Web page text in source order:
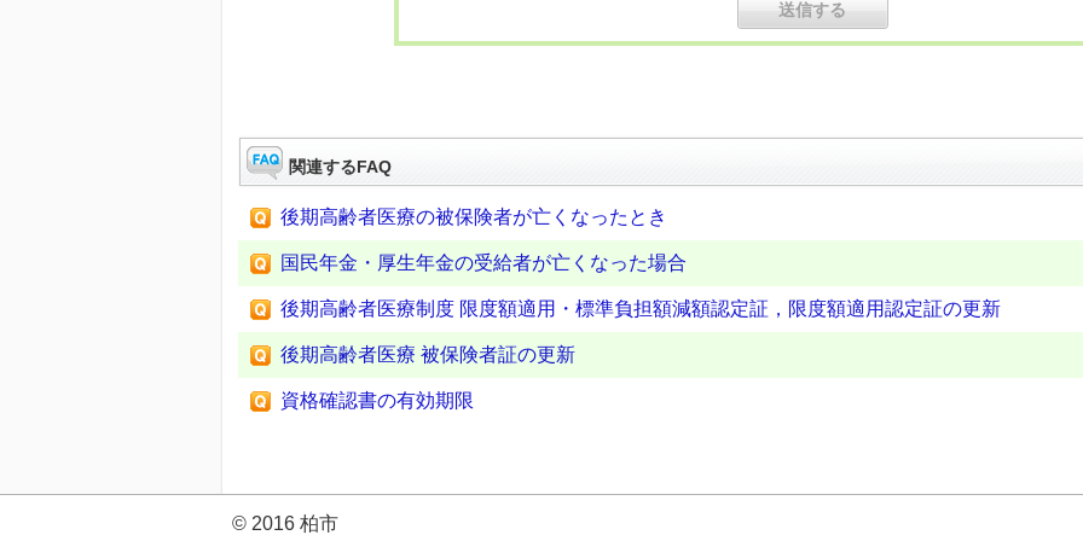
関連するFAQ
後期高齢者医療の被保険者が亡くなったとき
国民年金・厚生年金の受給者が亡くなった場合
後期高齢者医療制度 限度額適用・標準負担額減額認定証，限度額適用認定証の更新
後期高齢者医療 被保険者証の更新
資格確認書の有効期限
© 2016 柏市